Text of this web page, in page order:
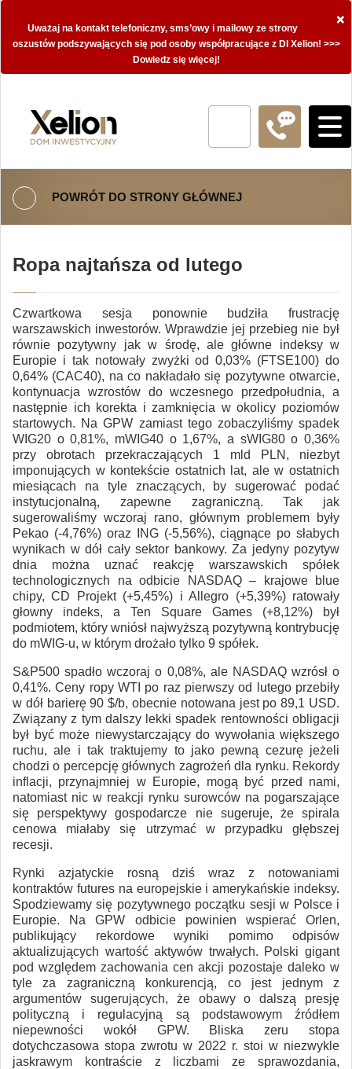
×
Uważaj na kontakt telefoniczny, sms’owy i mailowy ze strony
oszustów podszywających się pod osoby współpracujące z DI Xelion! >>>
Dowiedz się więcej!
POWRÓT DO STRONY GŁÓWNEJ
Ropa najtańsza od lutego
Czwartkowa sesja ponownie budziła frustrację
warszawskich inwestorów. Wprawdzie jej przebieg nie był
równie pozytywny jak w środę, ale główne indeksy w
Europie i tak notowały zwyżki od 0,03% (FTSE100) do
0,64% (CAC40), na co nakładało się pozytywne otwarcie,
kontynuacja wzrostów do wczesnego przedpołudnia, a
następnie ich korekta i zamknięcia w okolicy poziomów
startowych. Na GPW zamiast tego zobaczyliśmy spadek
WIG20 o 0,81%, mWIG40 o 1,67%, a sWIG80 o 0,36%
przy obrotach przekraczających 1 mld PLN, niezbyt
imponujących w kontekście ostatnich lat, ale w ostatnich
miesiącach na tyle znaczących, by sugerować podać
instytucjonalną, zapewne zagraniczną. Tak jak
sugerowaliśmy wczoraj rano, głównym problemem były
Pekao (-4,76%) oraz ING (-5,56%), ciągnące po słabych
wynikach w dół cały sektor bankowy. Za jedyny pozytyw
dnia można uznać reakcję warszawskich spółek
technologicznych na odbicie NASDAQ – krajowe blue
chipy, CD Projekt (+5,45%) i Allegro (+5,39%) ratowały
głowny indeks, a Ten Square Games (+8,12%) był
podmiotem, który wniósł najwyższą pozytywną kontrybucję
do mWIG-u, w którym drożało tylko 9 spółek.
S&P500 spadło wczoraj o 0,08%, ale NASDAQ wzrósł o
0,41%. Ceny ropy WTI po raz pierwszy od lutego przebiły
w dół barierę 90 $/b, obecnie notowana jest po 89,1 USD.
Związany z tym dalszy lekki spadek rentowności obligacji
był być może niewystarczający do wywołania większego
ruchu, ale i tak traktujemy to jako pewną cezurę jeżeli
chodzi o percepcję głównych zagrożeń dla rynku. Rekordy
inflacji, przynajmniej w Europie, mogą być przed nami,
natomiast nic w reakcji rynku surowców na pogarszające
się perspektywy gospodarcze nie sugeruje, że spirala
cenowa miałaby się utrzymać w przypadku głębszej
recesji.
Rynki azjatyckie rosną dziś wraz z notowaniami
kontraktów futures na europejskie i amerykańskie indeksy.
Spodziewamy się pozytywnego początku sesji w Polsce i
Europie. Na GPW odbicie powinien wspierać Orlen,
publikujący rekordowe wyniki pomimo odpisów
aktualizujących wartość aktywów trwałych. Polski gigant
pod względem zachowania cen akcji pozostaje daleko w
tyle za zagraniczną konkurencją, co jest jednym z
argumentów sugerujących, że obawy o dalszą presję
polityczną i regulacyjną są podstawowym źródłem
niepewności wokół GPW. Bliska zeru stopa
dotychczasowa stopa zwrotu w 2022 r. stoi w niezwykle
jaskrawym kontraście z liczbami ze sprawozdania,